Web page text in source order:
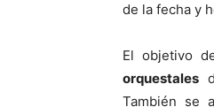
de la fecha y
El objetivo
orquestales
También se